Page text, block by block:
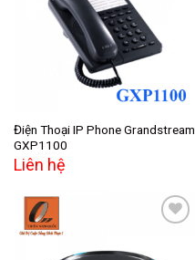
Điện Thoại IP Phone Grandstream
GXP1100
Liên hệ